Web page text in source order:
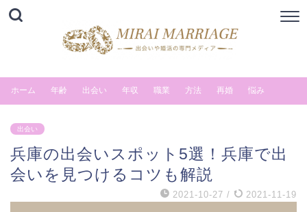
ホーム 年齢 出会い 年収 職業 方法 再婚 悩み
出会い
兵庫の出会いスポット5選！兵庫で出
会いを見つけるコツも解説
2021-10-27 / 2021-11-19